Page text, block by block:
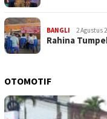
BANGLI 2 Agustus
Rahina
OTOMOTIF